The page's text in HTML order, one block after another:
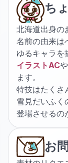
ち
北海道出身の
名前の由来は
ゆるキャラを
イラストACや
ます。
特技はたくさ
雪見だいふく
登場させるの
お